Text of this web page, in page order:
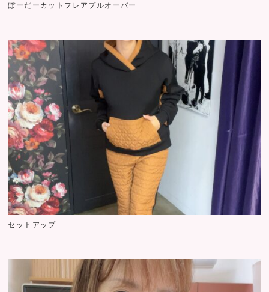
ぼーだーカットフレアプルオーバー
セットアップ